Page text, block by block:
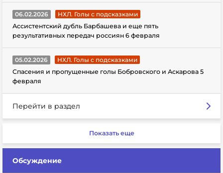
06.02.2026
НХЛ. Голы с подсказками
Ассистентский дубль Барбашева и еще пять
результативных передач россиян 6 февраля
05.02.2026
НХЛ. Голы с подсказками
Спасения и пропущенные голы Бобровского и Аскарова 5
февраля
Перейти в раздел
Показать еще
Обсуждение